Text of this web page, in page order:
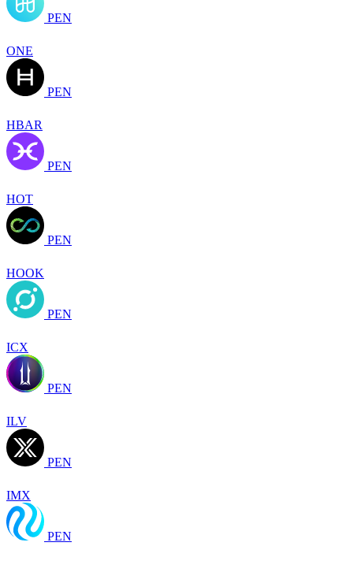
PEN
ONE
PEN
HBAR
PEN
HOT
PEN
HOOK
PEN
ICX
PEN
ILV
PEN
IMX
PEN